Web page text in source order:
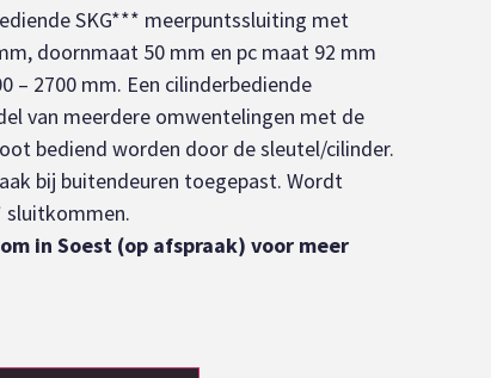
SKG*** meerpuntssluiting met
doornmaat 50 mm en pc maat 92 mm
– 2700 mm. Een cilinderbediende
van meerdere omwentelingen met de
bediend worden door de sleutel/cilinder.
bij buitendeuren toegepast. Wordt
sluitkommen.
in Soest (op afspraak) voor meer